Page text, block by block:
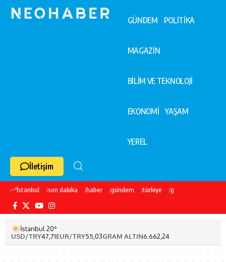
GÜNDEM POLİTİKA
MAGAZİN
BİLİM VE TEKNOLOJİ
EKONOMİ YAŞAM
YEREL
İletişim
İstanbul son dakika haber gündem türkiye galatasaray
İstanbul 20°
USD/TRY47,71EUR/TRY55,03GRAM ALTIN6.662,24